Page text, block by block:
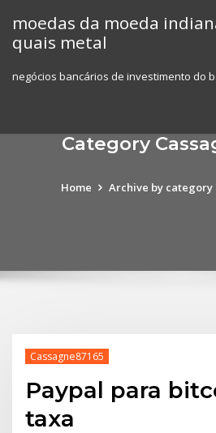
content
moedas da moeda
quais metal
negócios bancários de investimento do
Category
Home Archive by category
Cassagne87165
Paypal para
taxa